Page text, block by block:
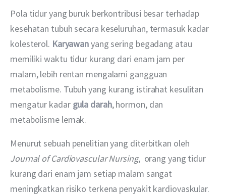
Pola tidur yang buruk berkontribusi besar terhadap
kesehatan tubuh secara keseluruhan, termasuk kadar
kolesterol. Karyawan yang sering begadang atau
memiliki waktu tidur kurang dari enam jam per
malam, lebih rentan mengalami gangguan
metabolisme. Tubuh yang kurang istirahat kesulitan
mengatur kadar gula darah, hormon, dan
metabolisme lemak.
Menurut sebuah penelitian yang diterbitkan oleh
Journal of Cardiovascular Nursing,  orang yang tidur
kurang dari enam jam setiap malam sangat
meningkatkan risiko terkena penyakit kardiovaskular.